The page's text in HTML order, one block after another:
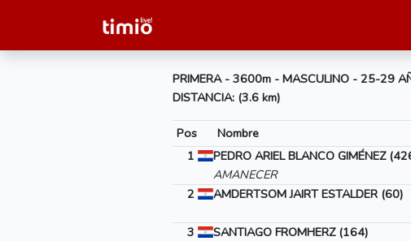
PRIMERA - 3600m - MASCULINO - 25-29
DISTANCIA: (3.6 km)
Pos Nombre
1
PEDRO ARIEL BLANCO GIMÉNEZ
AMANECER
2
AMDERTSOM JAIRT ESTALDER (60)
3
SANTIAGO FROMHERZ (164)